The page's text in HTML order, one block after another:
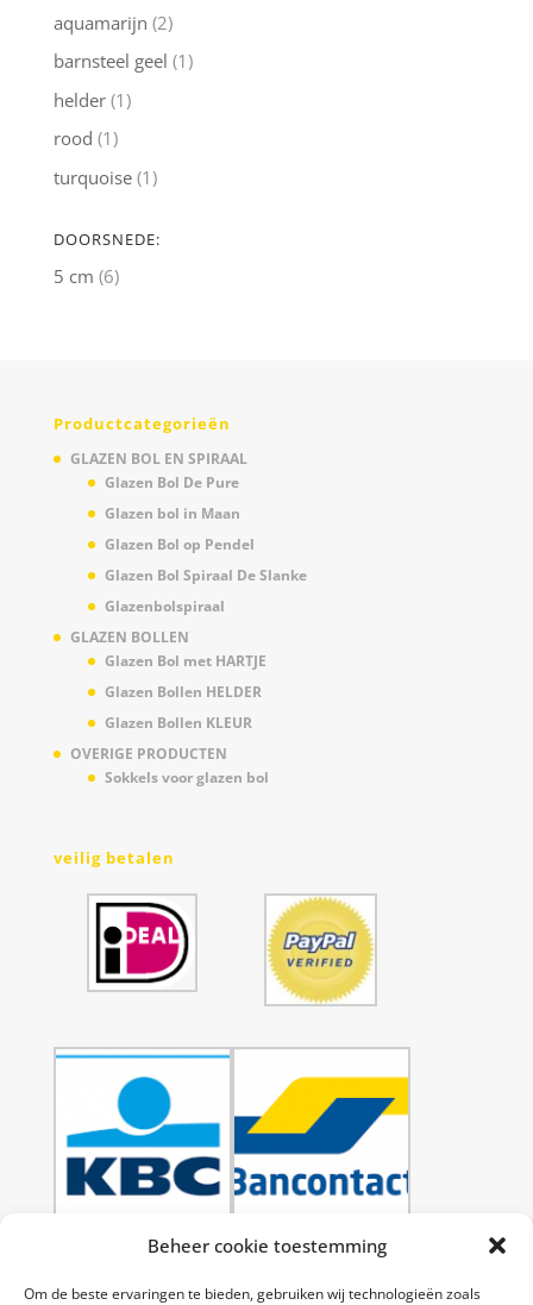
Beheer cookie toestemming
Om de beste ervaringen te bieden, gebruiken wij technologieën zoals
aquamarijn (2)
barnsteel geel (1)
helder (1)
rood (1)
turquoise (1)
DOORSNEDE:
5 cm (6)
Productcategorieën
GLAZEN BOL EN SPIRAAL
Glazen Bol De Pure
Glazen bol in Maan
Glazen Bol op Pendel
Glazen Bol Spiraal De Slanke
Glazenbolspiraal
GLAZEN BOLLEN
Glazen Bol met HARTJE
Glazen Bollen HELDER
Glazen Bollen KLEUR
OVERIGE PRODUCTEN
Sokkels voor glazen bol
veilig betalen